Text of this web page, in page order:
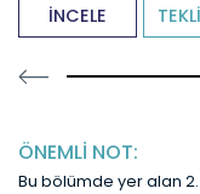
İNCELE
ÖNEMLİ NOT:
Bu bölümde yer alan